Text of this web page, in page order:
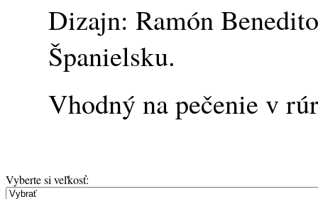
Dizajn: Ramón
Španielsku.
Vhodný na pečenie v
Vyberte si veľkosť: